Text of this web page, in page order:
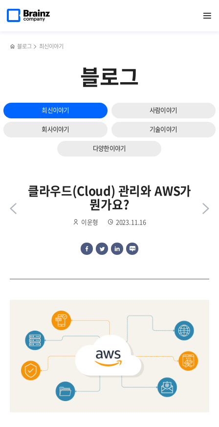
열기
페이지로
블로그 최신이야기
블로그
최신이야기 사람이야기
회사이야기 기술이야기
다양한이야기
소프트웨어대전’
클라우드(Cloud) 관리와 AWS가
뭔가요?
이운형 2023.11.16
브레인즈컴퍼니
전략사업본부
호프데이’
다음
슬라이드